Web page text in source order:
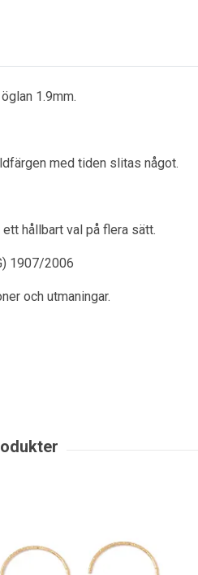
1.9mm.
med tiden slitas något.
hållbart val på flera sätt.
1907/2006
och utmaningar.